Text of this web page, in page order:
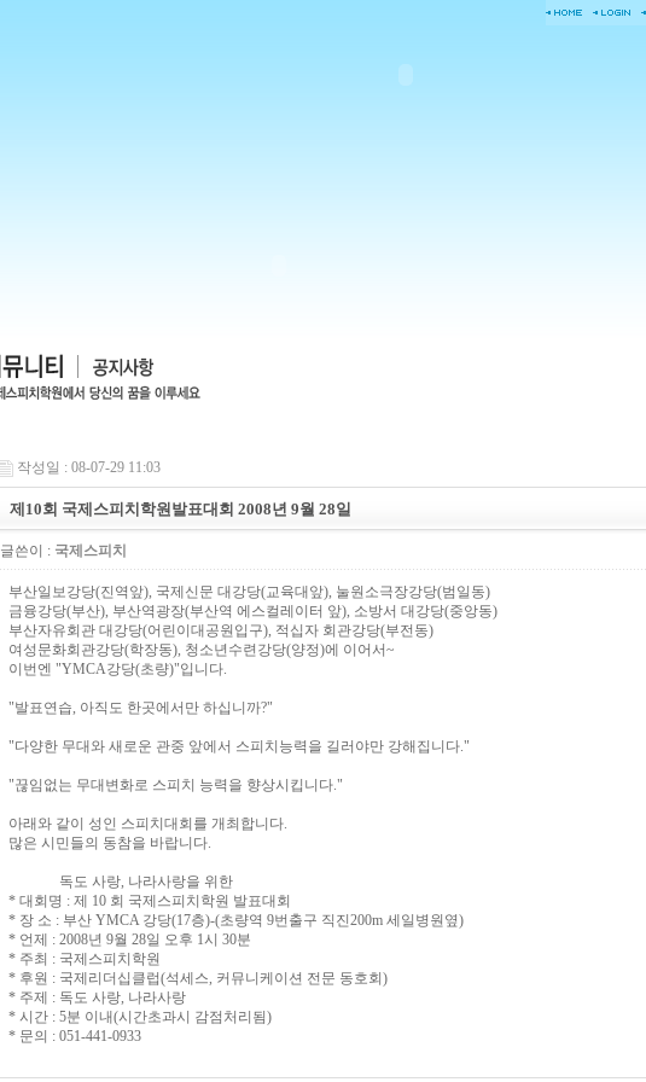
작성일 : 08-07-29 11:03
제10회 국제스피치학원발표대회 2008년 9월 28일
글쓴이 : 국제스피치
부산일보강당(진역앞), 국제신문 대강당(교육대앞), 눌원소극장강당(범일동)
금융강당(부산), 부산역광장(부산역 에스컬레이터 앞), 소방서 대강당(중앙동)
부산자유회관 대강당(어린이대공원입구), 적십자 회관강당(부전동)
여성문화회관강당(학장동), 청소년수련강당(양정)에 이어서~
이번엔 "YMCA강당(초량)"입니다.
"발표연습, 아직도 한곳에서만 하십니까?"
"다양한 무대와 새로운 관중 앞에서 스피치능력을 길러야만 강해집니다."
"끊임없는 무대변화로 스피치 능력을 향상시킵니다."
아래와 같이 성인 스피치대회를 개최합니다.
많은 시민들의 동참을 바랍니다.
독도 사랑, 나라사랑을 위한
* 대회명 : 제 10 회 국제스피치학원 발표대회
* 장 소 : 부산 YMCA 강당(17층)-(초량역 9번출구 직진200m 세일병원옆)
* 언제 : 2008년 9월 28일 오후 1시 30분
* 주최 : 국제스피치학원
* 후원 : 국제리더십클럽(석세스, 커뮤니케이션 전문 동호회)
* 주제 : 독도 사랑, 나라사랑
* 시간 : 5분 이내(시간초과시 감점처리됨)
* 문의 : 051-441-0933